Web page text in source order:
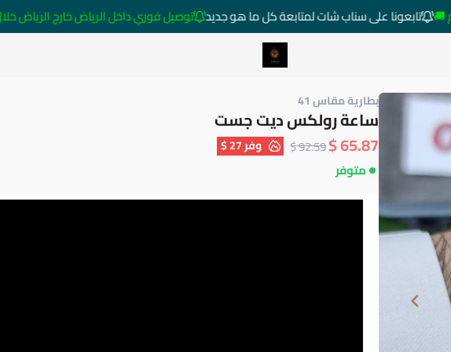
تابعونا على سناب شات لمتابعة كل ما هو جديد توصيل فوري داخل الرياض خارج الرياض خلال 3 أيام 🚚
متجر ساعات رومانس
بطارية مقاس 41
ساعة رولكس ديت جست
65.87 $
92.59 $ وفر27 $
متوفر